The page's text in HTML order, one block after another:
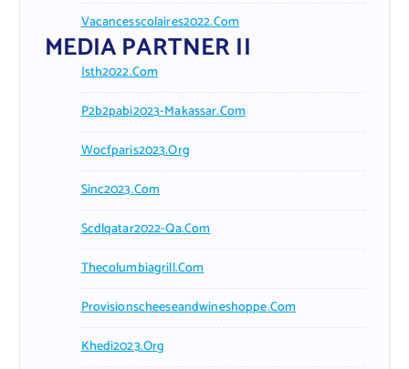
Vacancesscolaires2022.com
MEDIA PARTNER II
Isth2022.com
P2b2pabi2023-Makassar.com
Wocfparis2023.org
Sinc2023.com
Scdlqatar2022-Qa.com
Thecolumbiagrill.com
Provisionscheeseandwineshoppe.com
Khedi2023.org